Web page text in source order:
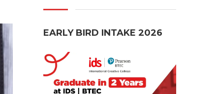
EARLY BIRD INTAKE 2026